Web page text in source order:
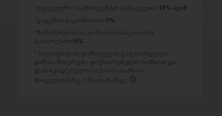
ეფექტური საპროცენტო განაკვეთი: 18%-დან
გაცემის საკომისიო 0%
წინსწრების საკომისიო (საკუთარი
სახსრებით)0%
სიცოცხლის დაზღვევის გადასახდელი
განისაზღვრება ფიქსირებული თანხით და
დამოკიდებულია სესხის თანხის
მოცულობაზე: 1-16 ლარამდე